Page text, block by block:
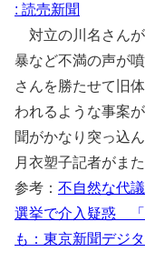
: 読売新聞
対立の川名さん
暴など不満の声が
さんを勝たせて旧
われるような事案
聞がかなり突っ込
月衣塑子記者がま
参考： 不自然な代
選挙で介入疑惑 「
も：東京新聞デジ